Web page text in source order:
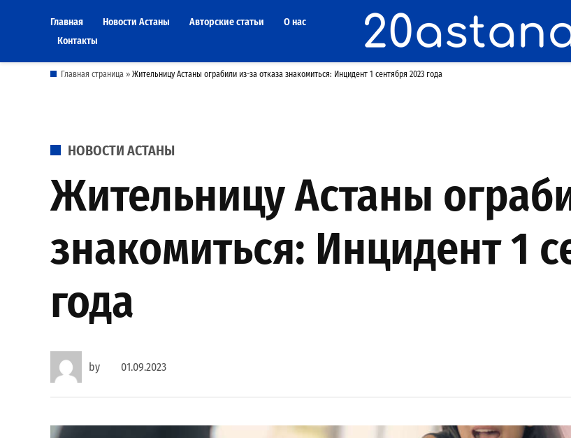
Главная Новости Астаны Авторские статьи
О нас
Контакты
Главная страница » Жительницу Астаны ограбили из-за отказа знакомиться: Инцидент 1 сентября 2023 года
POSTED
НОВОСТИ АСТАНЫ
Жительницу Астаны
знакомиться: Инцидент 1
года
by 01.09.2023